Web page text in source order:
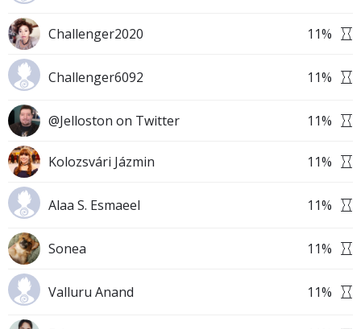
Challenger2020 11%
Challenger6092 11%
@Jelloston on Twitter 11%
Kolozsvári Jázmin 11%
Alaa S. Esmaeel 11%
Sonea 11%
Valluru Anand 11%